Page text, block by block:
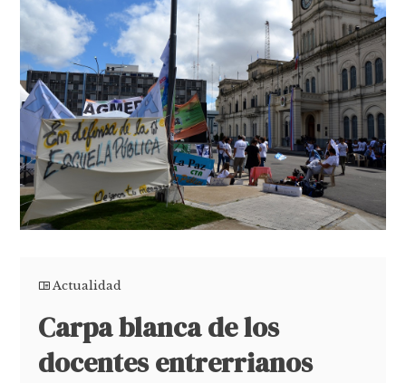
Actualidad
Carpa blanca de los
docentes entrerrianos